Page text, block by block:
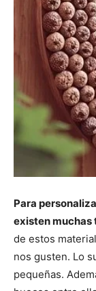
Para
existen muchas
de estos
nos gusten. Lo
pequeñas.